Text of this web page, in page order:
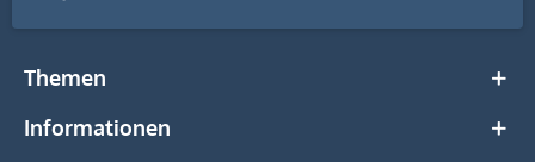
Themen
Informationen